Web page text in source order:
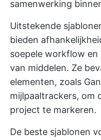
samenwerking
Uitstekende
bieden
soepele workflow
van middelen. Ze
elementen, zoals
mijlpaaltrackers, om
project te markeren.
De beste sjablonen